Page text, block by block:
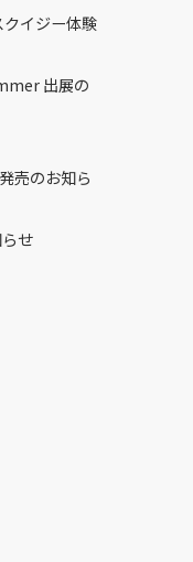
イジー体験
出展の
売のお知ら
せ